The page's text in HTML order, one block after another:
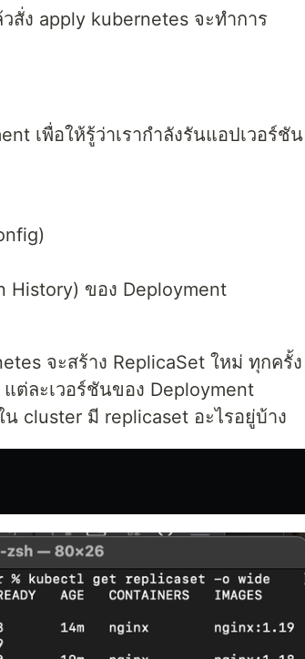
สั่ง apply kubernetes จะทำการ
เพื่อให้รู้ว่าเรากำลังรันแอปเวอร์ชัน
History) ของ Deployment
จะสร้าง ReplicaSet ใหม่ ทุกครั้ง
ต่ละเวอร์ชันของ Deployment
น cluster มี replicaset อะไรอยู่บ้าง